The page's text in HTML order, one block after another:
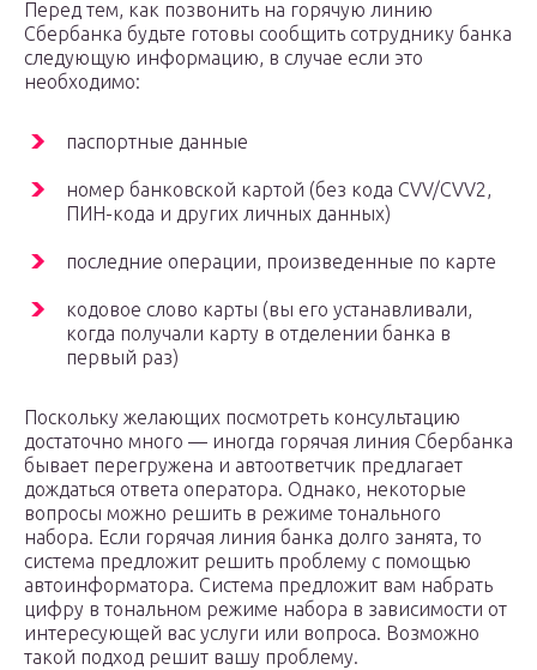
Перед тем, как позвонить на горячую линию
Сбербанка будьте готовы сообщить сотруднику банка
следующую информацию, в случае если это
необходимо:
паспортные данные
номер банковской картой (без кода CVV/CVV2,
ПИН-кода и других личных данных)
последние операции, произведенные по карте
кодовое слово карты (вы его устанавливали,
когда получали карту в отделении банка в
первый раз)
Поскольку желающих посмотреть консультацию
достаточно много — иногда горячая линия Сбербанка
бывает перегружена и автоответчик предлагает
дождаться ответа оператора. Однако, некоторые
вопросы можно решить в режиме тонального
набора. Если горячая линия банка долго занята, то
система предложит решить проблему с помощью
автоинформатора. Система предложит вам набрать
цифру в тональном режиме набора в зависимости от
интересующей вас услуги или вопроса. Возможно
такой подход решит вашу проблему.